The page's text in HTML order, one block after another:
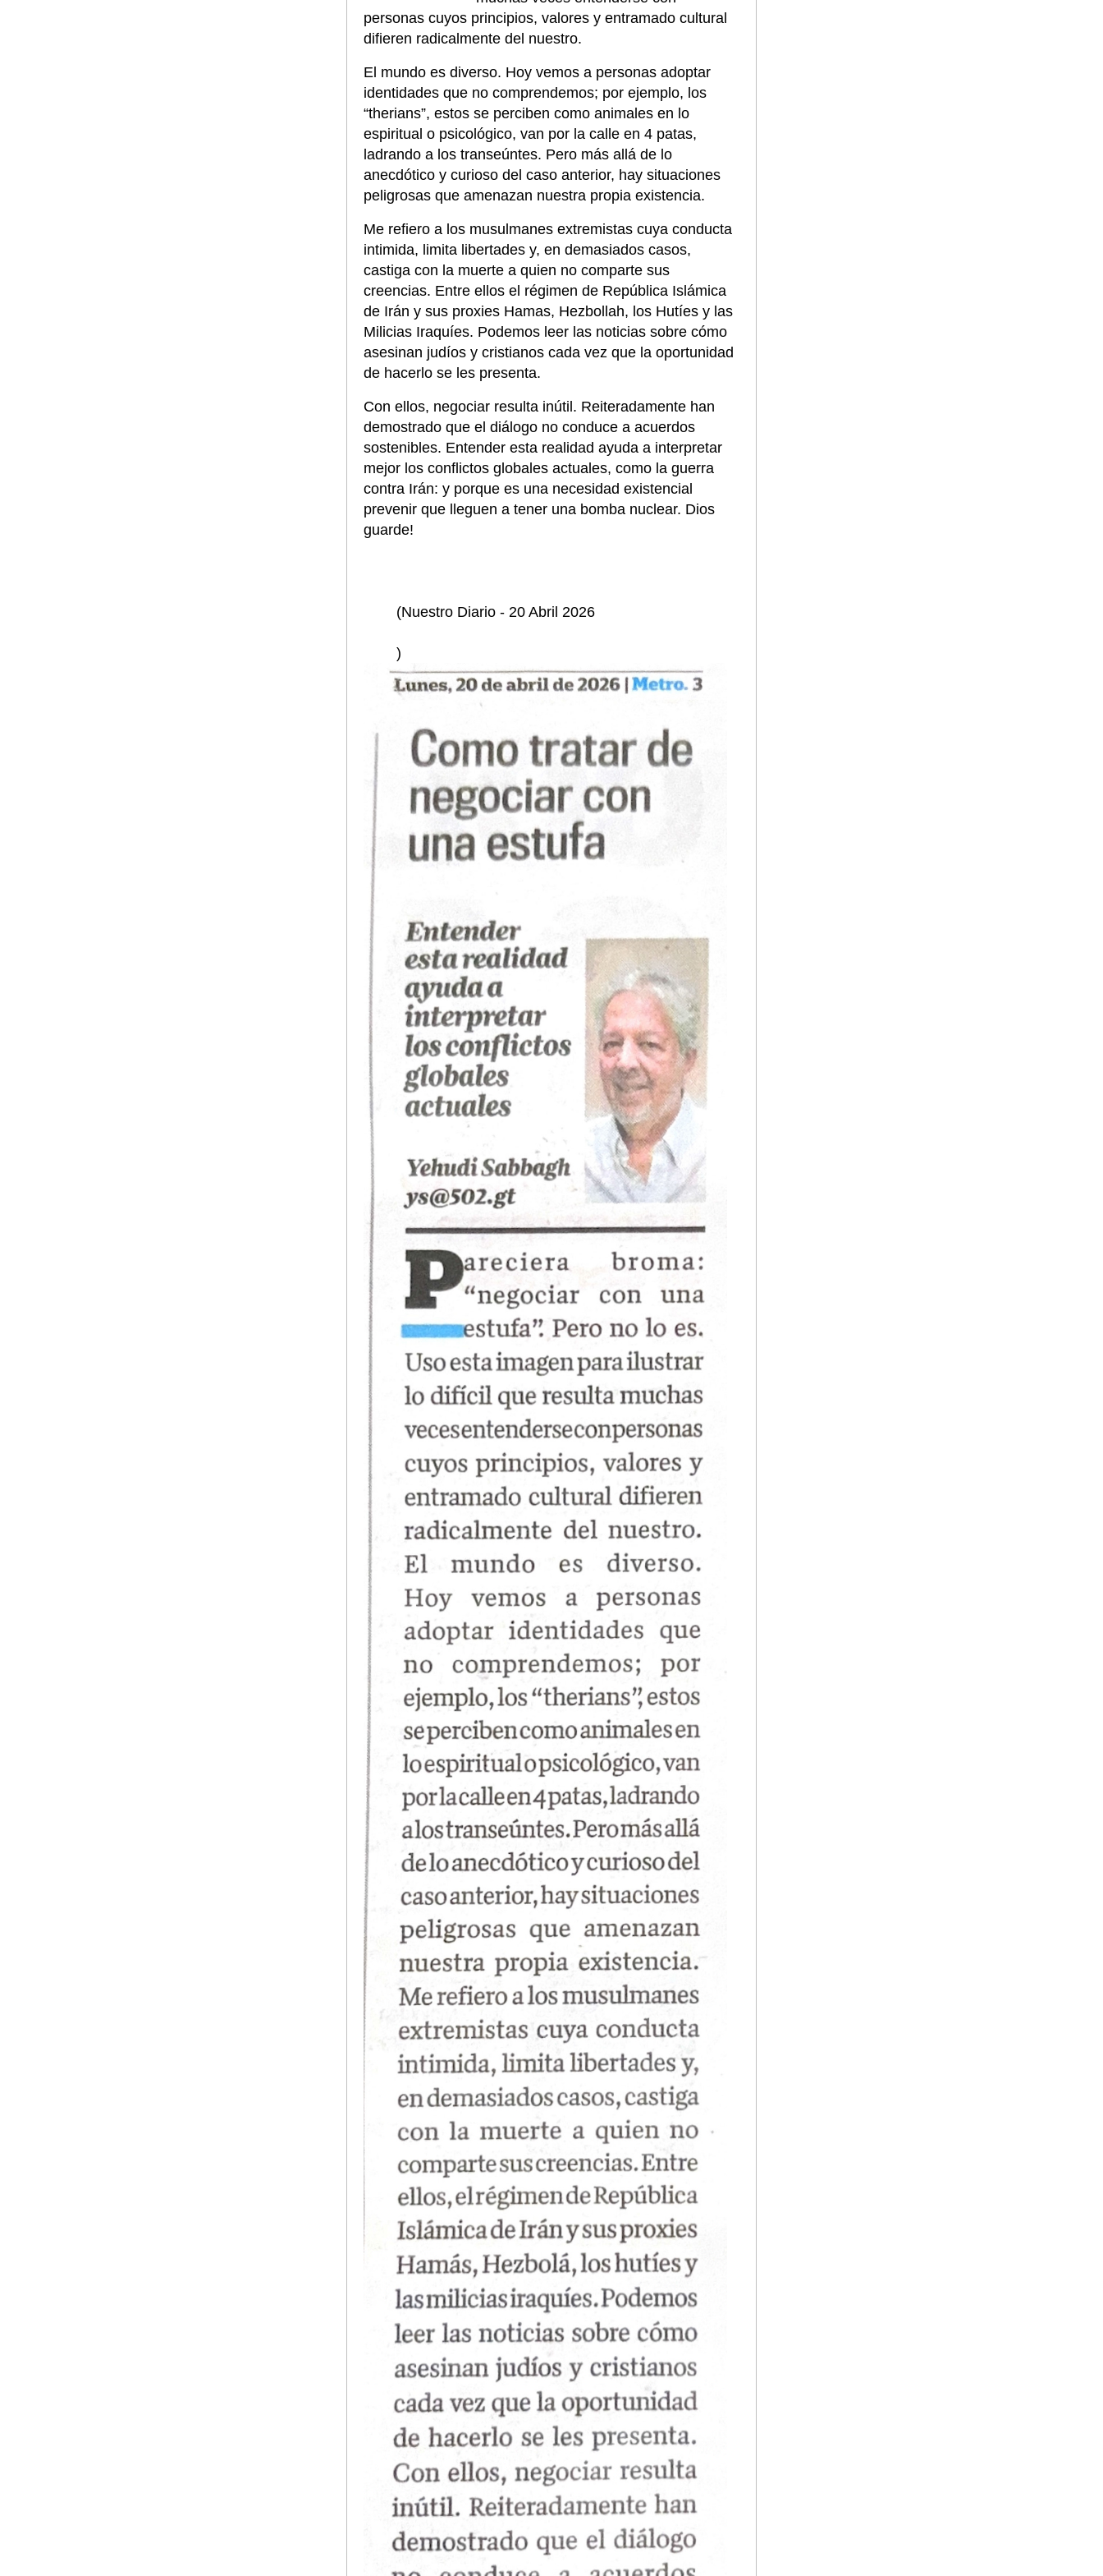
personas cuyos principios, valores y entramado cultural
difieren radicalmente del nuestro.
El mundo es diverso. Hoy vemos a personas adoptar
identidades que no comprendemos; por ejemplo, los
“therians”, estos se perciben como animales en lo
espiritual o psicológico, van por la calle en 4 patas,
ladrando a los transeúntes. Pero más allá de lo
anecdótico y curioso del caso anterior, hay situaciones
peligrosas que amenazan nuestra propia existencia.
Me refiero a los musulmanes extremistas cuya conducta
intimida, limita libertades y, en demasiados casos,
castiga con la muerte a quien no comparte sus
creencias. Entre ellos el régimen de República Islámica
de Irán y sus proxies Hamas, Hezbollah, los Hutíes y las
Milicias Iraquíes. Podemos leer las noticias sobre cómo
asesinan judíos y cristianos cada vez que la oportunidad
de hacerlo se les presenta.
Con ellos, negociar resulta inútil. Reiteradamente han
demostrado que el diálogo no conduce a acuerdos
sostenibles. Entender esta realidad ayuda a interpretar
mejor los conflictos globales actuales, como la guerra
contra Irán: y porque es una necesidad existencial
prevenir que lleguen a tener una bomba nuclear. Dios
guarde!
	(Nuestro Diario - 20 Abril 2026
	)